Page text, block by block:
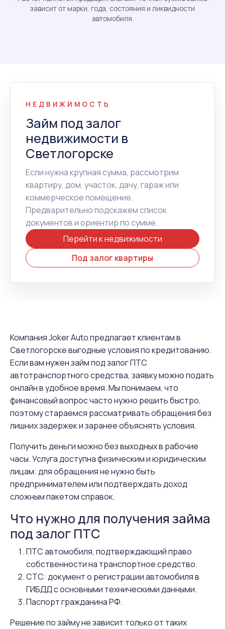
зависит от марки, года, состояния и ликвидности
автомобиля.
НЕДВИЖИМОСТЬ
Займ под залог
недвижимости в
Светлогорске
Если нужна крупная сумма, рассмотрим
квартиру, дом, участок, дачу, гараж или
коммерческое помещение.
Предварительно подскажем список
документов и ориентир по сумме.
Перейти к недвижимости
Под залог квартиры
Компания Joker Auto предлагает клиентам в
Светлогорске выгодные условия по кредитованию.
Если вам нужен займ под залог ПТС
автотранспортного средства, заявку можно подать
онлайн в удобное время. Мы понимаем, что
финансовый вопрос часто нужно решить быстро,
поэтому стараемся рассматривать обращения без
лишних задержек и заранее объяснять условия.
Получить деньги можно без выходных в рабочие
часы. Услуга доступна физическим и юридическим
лицам: для обращения не нужно быть
предпринимателем или подтверждать доход
сложным пакетом справок.
Что нужно для получения займа
под залог ПТС
ПТС автомобиля, подтверждающий право
собственности на транспортное средство.
СТС: документ о регистрации автомобиля в
ГИБДД с основными техническими данными.
Паспорт гражданина РФ.
Решение по займу не зависит только от таких